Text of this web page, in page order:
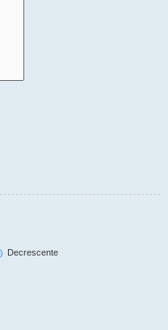
Decrescente